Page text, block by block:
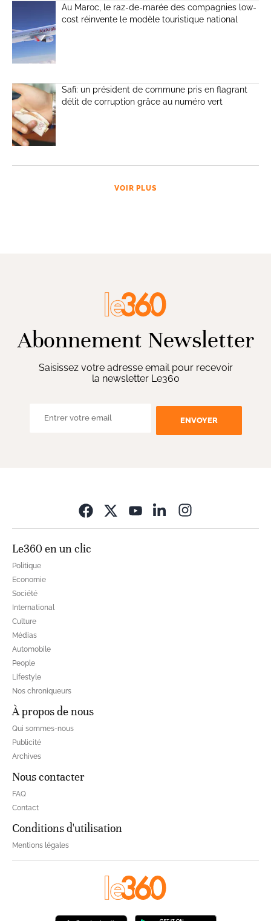
Au Maroc, le raz-de-marée des compagnies low-
cost réinvente le modèle touristique national
Safi: un président de commune pris en flagrant
délit de corruption grâce au numéro vert
VOIR PLUS
Abonnement Newsletter
Saisissez votre adresse email pour recevoir
la newsletter Le360
ENVOYER
Le360 en un clic
Politique
Economie
Société
International
Culture
Médias
Automobile
People
Lifestyle
Nos chroniqueurs
À propos de nous
Qui sommes-nous
Publicité
Archives
Nous contacter
FAQ
Contact
Conditions d'utilisation
Mentions légales